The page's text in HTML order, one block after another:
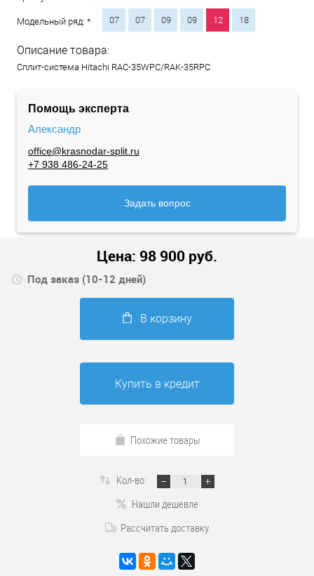
Модельный ряд: * 07 07 09 09 12 18
Описание товара:
Сплит-система Hitachi RAC-35WPC/RAK-35RPC
Помощь эксперта
Александр
office@krasnodar-split.ru
+7 938 486-24-25
Задать вопрос
Цена: 98 900 руб.
Под заказ (10-12 дней)
В корзину
Купить в кредит
Похожие товары
Кол-во:
Нашли дешевле
Рассчитать доставку